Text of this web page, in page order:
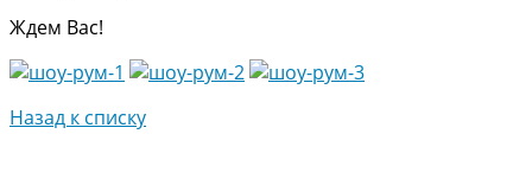
Ждем Вас!
Назад к списку